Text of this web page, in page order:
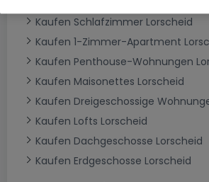
Kaufen Schlafzimmer Lorscheid
Kaufen 1-Zimmer-Apartment
Kaufen Penthouse-Wohnungen
Kaufen Maisonettes Lorscheid
Kaufen Dreigeschossige
Kaufen Lofts Lorscheid
Kaufen Dachgeschosse Lorscheid
Kaufen Erdgeschosse Lorscheid